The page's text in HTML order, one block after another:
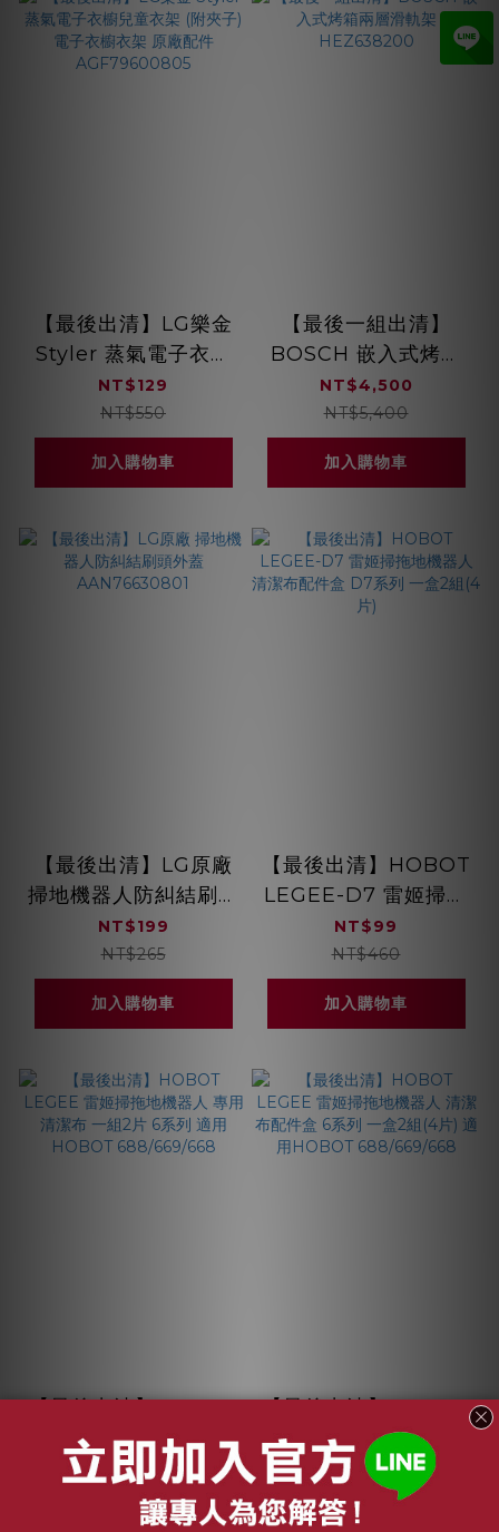
【最後出清】LG樂金
Styler 蒸氣電子衣櫥
兒童衣架 (附夾子) 電
子衣櫥衣架 原廠配件
AGF79600805
NT$129
NT$550
加入購物車
【最後一組出清】
BOSCH 嵌入式烤箱
兩層滑軌架
HEZ638200
NT$4,500
NT$5,400
加入購物車
【最後出清】LG原廠
掃地機器人防糾結刷頭
外蓋 AAN76630801
NT$199
NT$265
加入購物車
【最後出清】HOBOT
LEGEE-D7 雷姬掃拖
地機器人 清潔布配件
盒 D7系列 一盒2組(4
片)
NT$99
NT$460
加入購物車
【最後出清】HOBOT
LEGEE 雷姬掃拖地機
器人 專用清潔布 一組
2片 6系列 適用
NT$99
NT$479
【最後出清】HOBOT
LEGEE 雷姬掃拖地機
器人 清潔布配件盒 6
系列 一盒2組(4片) 適
NT$199
NT$479